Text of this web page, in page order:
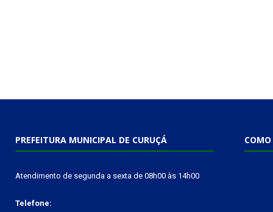
PREFEITURA MUNICIPAL DE CURUÇÁ
Atendimento de segunda a sexta de 08h00 às 14h00
Telefone:
COMO